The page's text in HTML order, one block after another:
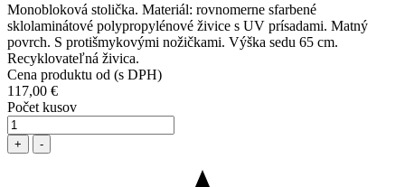
Monobloková stolička. Materiál: rovnomerne sfarbené
sklolaminátové polypropylénové živice s UV prísadami. Matný
povrch. S protišmykovými nožičkami. Výška sedu 65 cm.
Recyklovateľná živica.
Cena produktu od (s DPH)
117,00 €
Počet kusov
+ -